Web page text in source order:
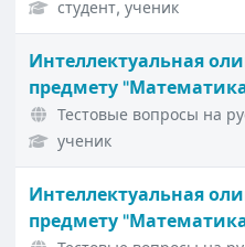
студент, ученик
Интеллектуальная
предмету
Тестовые вопросы на
ученик
Интеллектуальная
предмету